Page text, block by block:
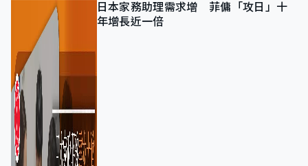
日本家務助理需求增 菲傭「攻日」十
年增長近一倍